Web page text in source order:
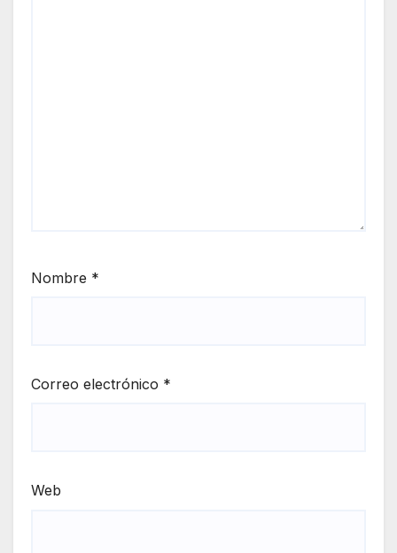
Nombre *
Correo electrónico *
Web